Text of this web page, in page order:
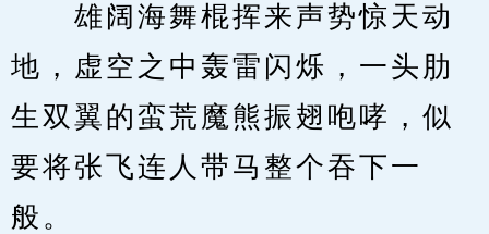
雄阔海舞棍挥来声势惊天动
地，虚空之中轰雷闪烁，一头肋
生双翼的蛮荒魔熊振翅咆哮，似
要将张飞连人带马整个吞下一
般。